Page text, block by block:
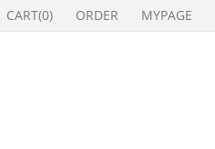
CART(0) ORDER MYPAGE